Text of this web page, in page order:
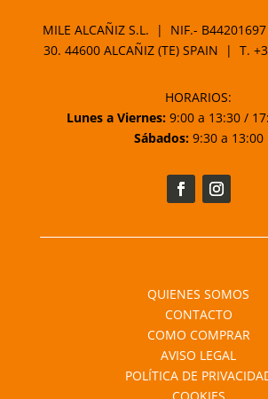
MILE ALCAÑIZ S.L. | NIF.-
30. 44600 ALCAÑIZ (TE) SPAIN | T.
HORARIOS:
Lunes a Viernes: 9:00 a 13:30 /
Sábados:9:30 a 13:00
QUIENES SOMOS
CONTACTO
COMO COMPRAR
AVISO LEGAL
POLÍTICA DE